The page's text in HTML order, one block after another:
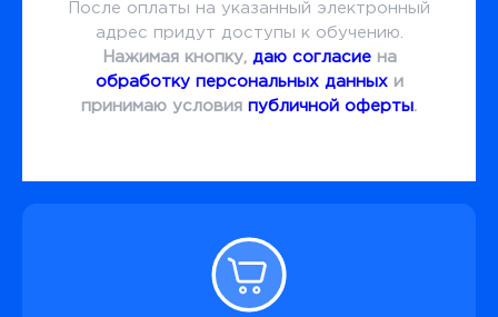
После оплаты на указанный электронный
адрес придут доступы к обучению.
Нажимая кнопку, даю согласиена
обработку персональных данныхи
принимаю условия публичной оферты.